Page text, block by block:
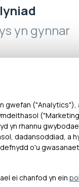
yn gynnar
i’r cwestiynau
ym mis
roi ymateb
ychwanegol.
gwefan ("Analytics"),
yn rhannu
dadansoddiad, a
o'u
ei chanfod yn ein